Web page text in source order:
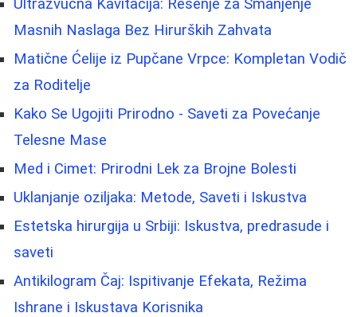
Ultrazvučna Kavitacija: Rešenje za Smanjenje
Masnih Naslaga Bez Hirurških Zahvata
Matične Ćelije iz Pupčane Vrpce: Kompletan Vodič
za Roditelje
Kako Se Ugojiti Prirodno - Saveti za Povećanje
Telesne Mase
Med i Cimet: Prirodni Lek za Brojne Bolesti
Uklanjanje oziljaka: Metode, Saveti i Iskustva
Estetska hirurgija u Srbiji: Iskustva, predrasude i
saveti
Antikilogram Čaj: Ispitivanje Efekata, Režima
Ishrane i Iskustava Korisnika